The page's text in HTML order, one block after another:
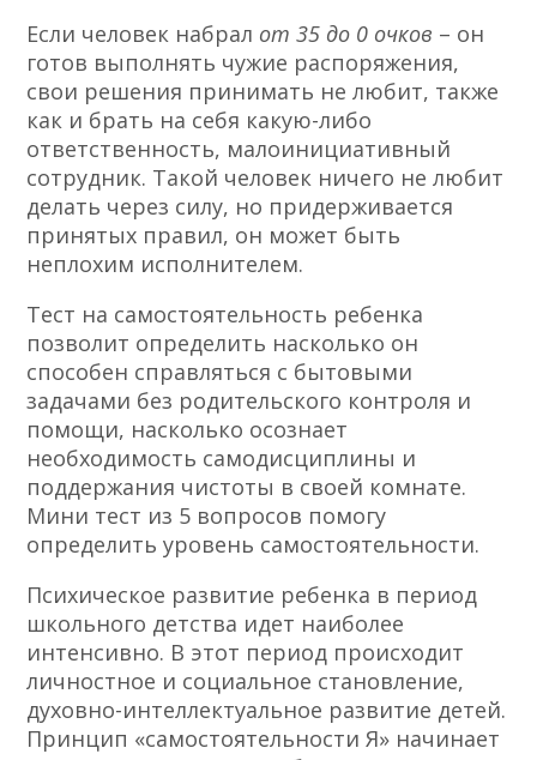
Если человек набрал от 35 до 0 очков – он
готов выполнять чужие распоряжения,
свои решения принимать не любит, также
как и брать на себя какую-либо
ответственность, малоинициативный
сотрудник. Такой человек ничего не любит
делать через силу, но придерживается
принятых правил, он может быть
неплохим исполнителем.
Тест на самостоятельность ребенка
позволит определить насколько он
способен справляться с бытовыми
задачами без родительского контроля и
помощи, насколько осознает
необходимость самодисциплины и
поддержания чистоты в своей комнате.
Мини тест из 5 вопросов помогу
определить уровень самостоятельности.
Психическое развитие ребенка в период
школьного детства идет наиболее
интенсивно. В этот период происходит
личностное и социальное становление,
духовно-интеллектуальное развитие детей.
Принцип «самостоятельности Я» начинает